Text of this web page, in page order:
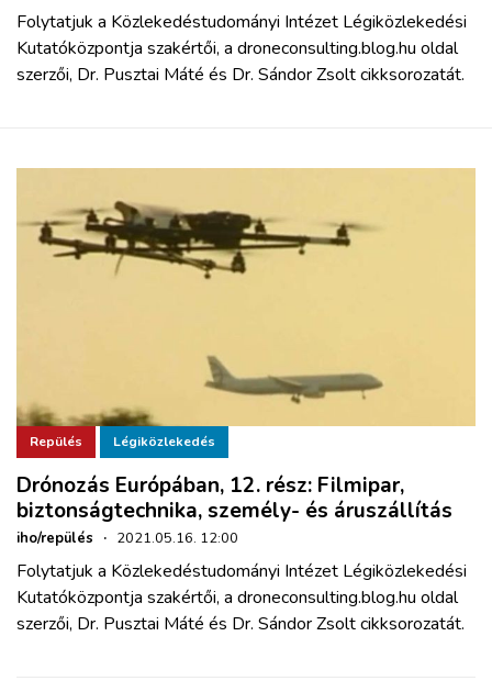
Folytatjuk a Közlekedéstudományi Intézet Légiközlekedési
Kutatóközpontja szakértői, a droneconsulting.blog.hu oldal
szerzői, Dr. Pusztai Máté és Dr. Sándor Zsolt cikksorozatát.
Repülés Légiközlekedés
Drónozás Európában, 12. rész: Filmipar,
biztonságtechnika, személy- és áruszállítás
iho/repülés · 2021.05.16. 12:00
Folytatjuk a Közlekedéstudományi Intézet Légiközlekedési
Kutatóközpontja szakértői, a droneconsulting.blog.hu oldal
szerzői, Dr. Pusztai Máté és Dr. Sándor Zsolt cikksorozatát.